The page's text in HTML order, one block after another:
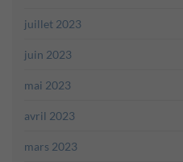
juillet 2023
juin 2023
mai 2023
avril 2023
mars 2023